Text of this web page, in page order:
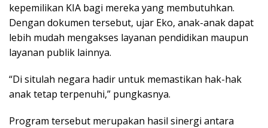
kepemilikan KIA bagi mereka yang membutuhkan.
Dengan dokumen tersebut, ujar Eko, anak-anak dapat
lebih mudah mengakses layanan pendidikan maupun
layanan publik lainnya.
“Di situlah negara hadir untuk memastikan hak-hak
anak tetap terpenuhi,” pungkasnya.
Program tersebut merupakan hasil sinergi antara